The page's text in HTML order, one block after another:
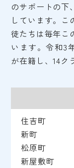
のサポートの下
しています。こ
徒たちは毎年こ
います。令和3
が在籍し、14ク
住吉町
新町
松原町
新屋敷町